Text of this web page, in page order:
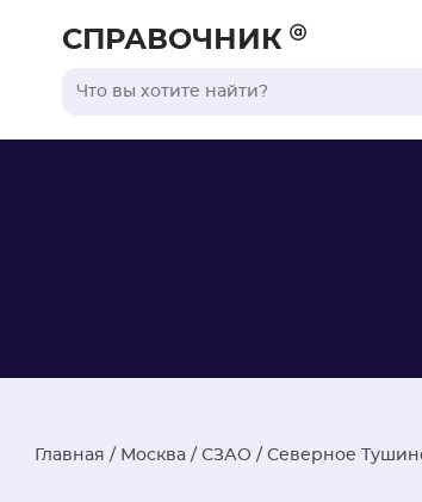
СПРАВОЧНИК
Главная / Москва / СЗАО / Северное